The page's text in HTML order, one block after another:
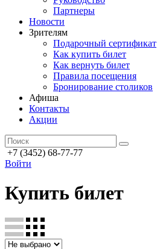
Партнеры
Новости
Зрителям
Подарочный сертификат
Как купить билет
Как вернуть билет
Правила посещения
Бронирование столиков
Афиша
Контакты
Акции
+7 (3452) 68-77-77
Войти
Купить билет